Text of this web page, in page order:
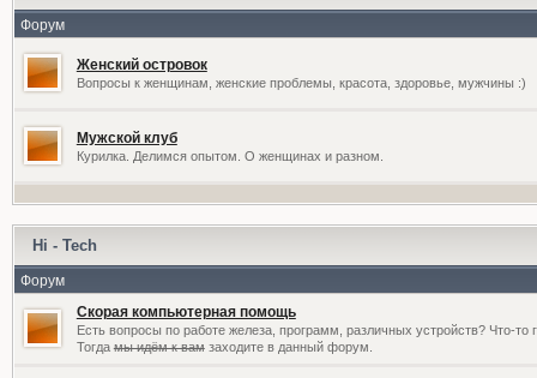
Форум
Женский островок
Вопросы к женщинам, женские проблемы, красота, здоровье, мужчины :)
Мужской клуб
Курилка. Делимся опытом. О женщинах и разном.
Hi - Tech
Форум
Скорая компьютерная помощь
Есть вопросы по работе железа, программ, различных устройств? Что-то
Тогдамы идём к вамзаходите в данный форум.